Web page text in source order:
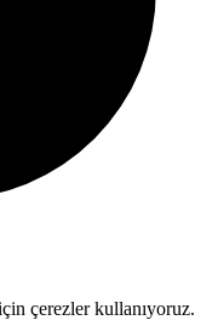
çerezler kullanıyoruz.